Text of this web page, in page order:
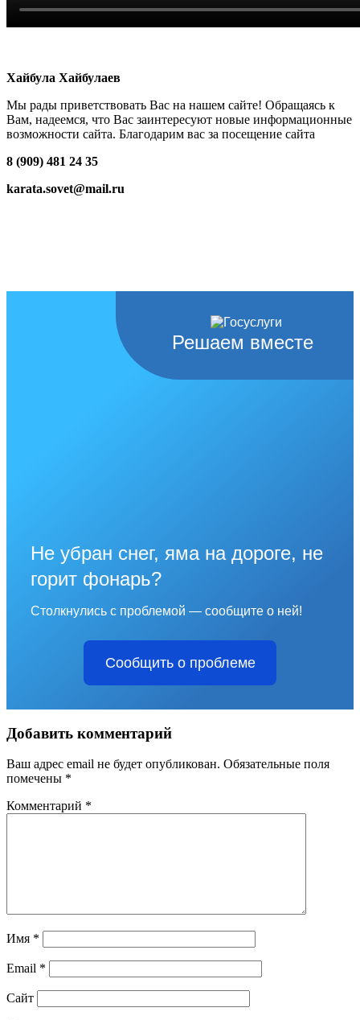
Хайбула Хайбулаев
Мы рады приветствовать Вас на нашем сайте! Обращаясь к
Вам, надеемся, что Вас заинтересуют новые информационные
возможности сайта. Благодарим вас за посещение сайта
8 (909) 481 24 35
karata.sovet@mail.ru
Решаем вместе
Не убран снег, яма на дороге, не
горит фонарь?
Столкнулись с проблемой — сообщите о ней!
Сообщить о проблеме
Добавить комментарий
Ваш адрес email не будет опубликован. Обязательные поля
помечены *
Комментарий *
Имя *
Email *
Сайт